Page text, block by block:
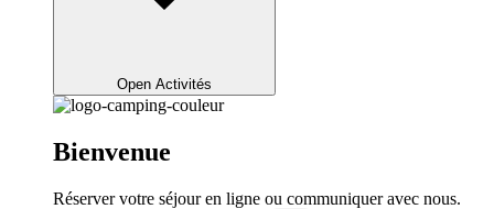
Open Activités
Bienvenue
Réserver votre séjour en ligne ou communiquer avec nous.